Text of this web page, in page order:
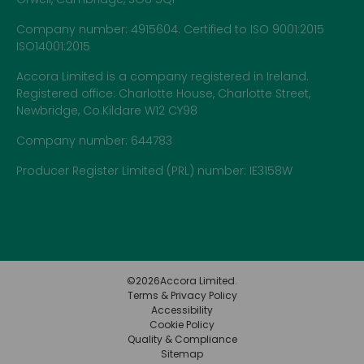
Company number: 4915604. Certified to ISO 9001:2015
ISO14001:2015
Accora Limited is a company registered in Ireland.
Registered office: Charlotte House, Charlotte Street,
Newbridge, Co.Kildare W12 CY98
Company number: 644783
Producer Register Limited (PRL) number: IE3158W
©2026Accora Limited.
Terms & Privacy Policy
Accessibility
Cookie Policy
Quality & Compliance
Sitemap